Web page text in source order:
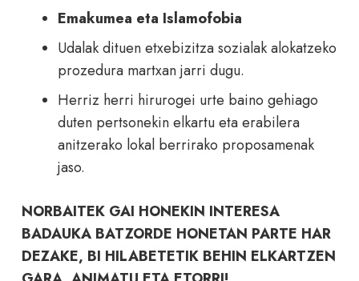
Emakumea eta Islamofobia
Udalak dituen etxebizitza sozialak alokatzeko
prozedura martxan jarri dugu.
Herriz herri hirurogei urte baino gehiago
duten pertsonekin elkartu eta erabilera
anitzerako lokal berrirako proposamenak
jaso.
NORBAITEK GAI HONEKIN INTERESA
BADAUKA BATZORDE HONETAN PARTE HAR
DEZAKE, BI HILABETETIK BEHIN ELKARTZEN